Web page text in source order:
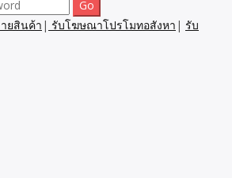
ยสินค้า | รับโฆษณาโปรโมทอสังหา | รับ